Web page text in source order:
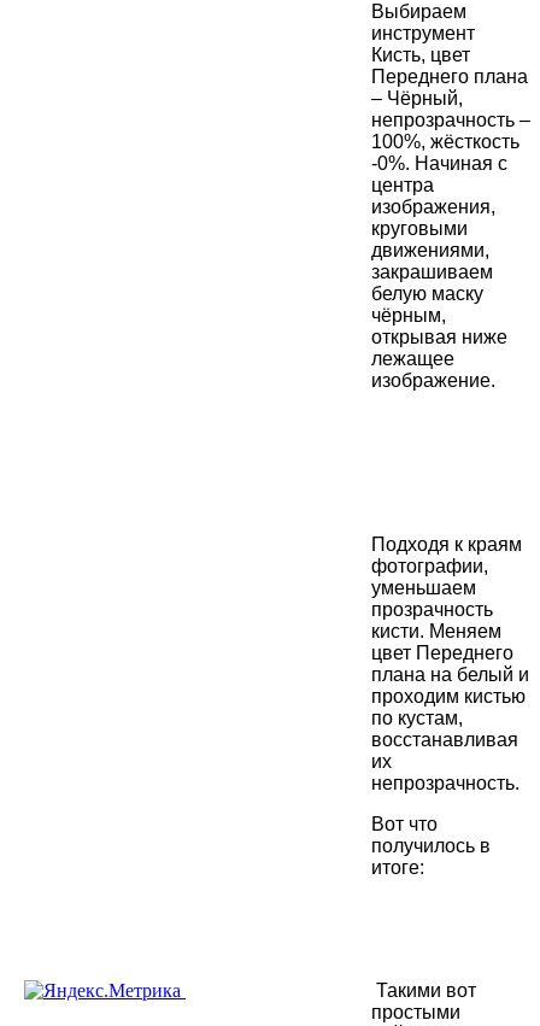
Выбираем
инструмент
Кисть, цвет
Переднего плана
– Чёрный,
непрозрачность –
100%, жёсткость
-0%. Начиная с
центра
изображения,
круговыми
движениями,
закрашиваем
белую маску
чёрным,
открывая ниже
лежащее
изображение.
Подходя к краям
фотографии,
уменьшаем
прозрачность
кисти. Меняем
цвет Переднего
плана на белый и
проходим кистью
по кустам,
восстанавливая
их
непрозрачность.
Вот что
получилось в
итоге:
Такими вот
простыми